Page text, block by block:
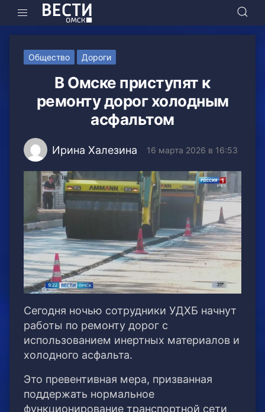
Общество Дороги
В Омске приступят к
ремонту дорог холодным
асфальтом
Ирина Халезина 16 марта 2026 в 16:53
Сегодня ночью сотрудники УДХБ начнут
работы по ремонту дорог с
использованием инертных материалов и
холодного асфальта.
Это превентивная мера, призванная
поддержать нормальное
функционирование транспортной сети